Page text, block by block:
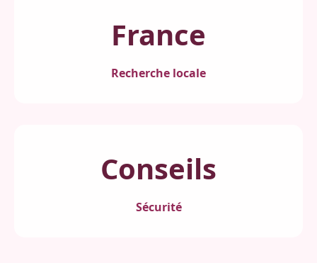
France
Recherche locale
Conseils
Sécurité